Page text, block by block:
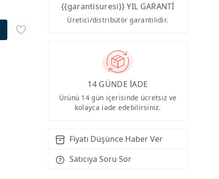
{{garantisuresi}} YIL GARANTİ
Üretici/distribütör garantilidir.
14 GÜNDE İADE
Ürünü 14 gün içerisinde ücretsiz ve
kolayca iade edebilirsiniz.
Fiyatı Düşünce Haber Ver
Satıcıya Soru Sor